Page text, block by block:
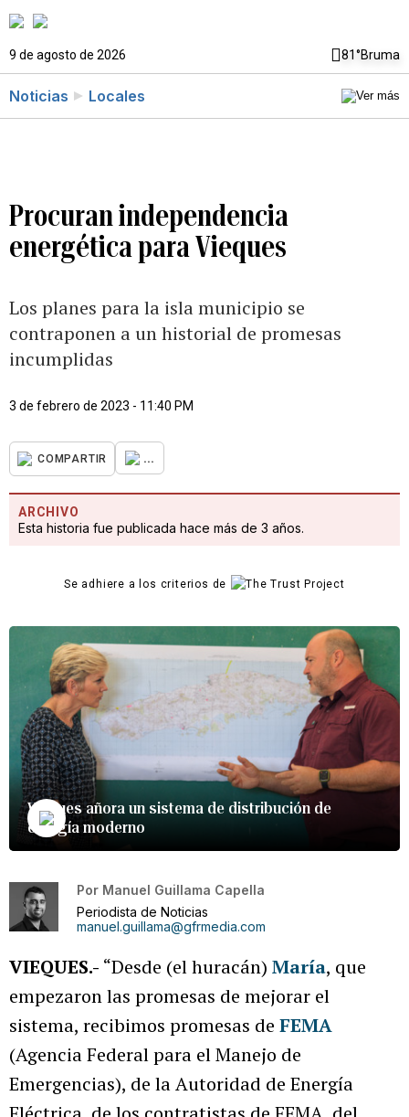
9 de agosto de 2026 81°Bruma
Noticias Locales
Procuran independencia
energética para Vieques
Los planes para la isla municipio se
contraponen a un historial de promesas
incumplidas
3 de febrero de 2023 - 11:40 PM
COMPARTIR ...
ARCHIVO
Esta historia fue publicada hace más de 3 años.
Se adhiere a los criterios de
Vieques añora un sistema de distribución de
energía moderno
Por Manuel Guillama Capella
Periodista de Noticias
manuel.guillama@gfrmedia.com
VIEQUES.- “Desde (el huracán) María, que
empezaron las promesas de mejorar el
sistema, recibimos promesas de FEMA
(Agencia Federal para el Manejo de
Emergencias), de la Autoridad de Energía